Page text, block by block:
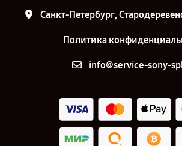
Санкт-Петербург,
Политика
info@service-sony-